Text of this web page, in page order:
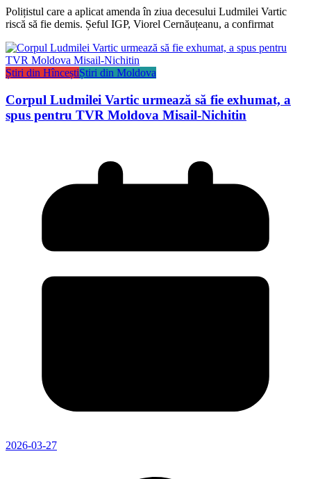
Polițistul care a aplicat amenda în ziua decesului Ludmilei Vartic
riscă să fie demis. Șeful IGP, Viorel Cernăuțeanu, a confirmat
Știri din HînceștiȘtiri din Moldova
Corpul Ludmilei Vartic urmează să fie exhumat, a
spus pentru TVR Moldova Misail-Nichitin
2026-03-27